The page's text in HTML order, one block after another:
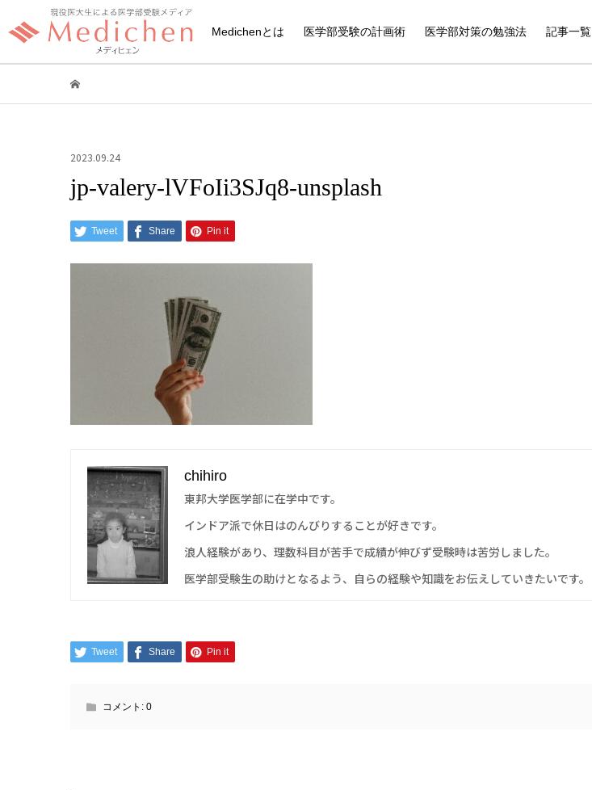
Medichenとは 医学部受験の計画術 医学部対策の勉強法 記事一覧
2023.09.24
jp-valery-lVFoIi3SJq8-unsplash
Tweet Share Pin it
chihiro
東邦大学医学部に在学中です。
インドア派で休日はのんびりすることが好きです。
浪人経験があり、理数科目が苦手で成績が伸びず受験時は苦労しました。
医学部受験生の助けとなるよう、自らの経験や知識をお伝えしていきたいです。
Tweet Share Pin it
コメント: 0